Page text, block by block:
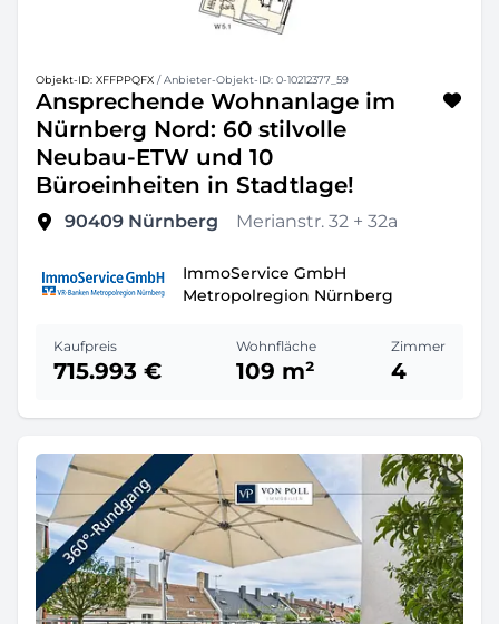
Objekt-ID: XFFPPQFX / Anbieter-Objekt-ID: 0-10212377_59
Ansprechende Wohnanlage im
Nürnberg Nord: 60 stilvolle
Neubau-ETW und 10
Büroeinheiten in Stadtlage!
90409 Nürnberg Merianstr. 32 + 32a
ImmoService GmbH
Metropolregion Nürnberg
Kaufpreis
715.993 €
Wohnfläche
109 m²
Zimmer
4